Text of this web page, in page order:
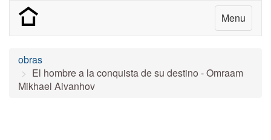
Menu
obras
El hombre a la conquista de su destino - Omraam
Mikhael Aivanhov